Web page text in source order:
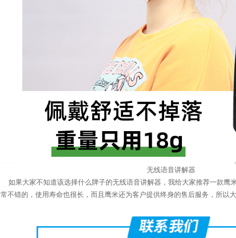
无线语音讲解器
如果大家不知道该选择什么牌子的无线语音讲解器，我给大家推荐一款鹰
常不错的，使用寿命也很长，而且鹰米还为客户提供终身的售后服务，所以大